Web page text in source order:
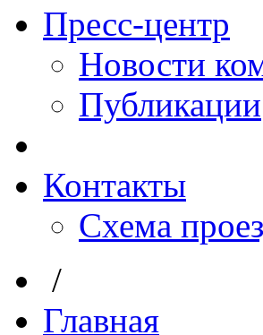
Пресс-центр
Новости
Публикации
Контакты
Схема
/
Главная